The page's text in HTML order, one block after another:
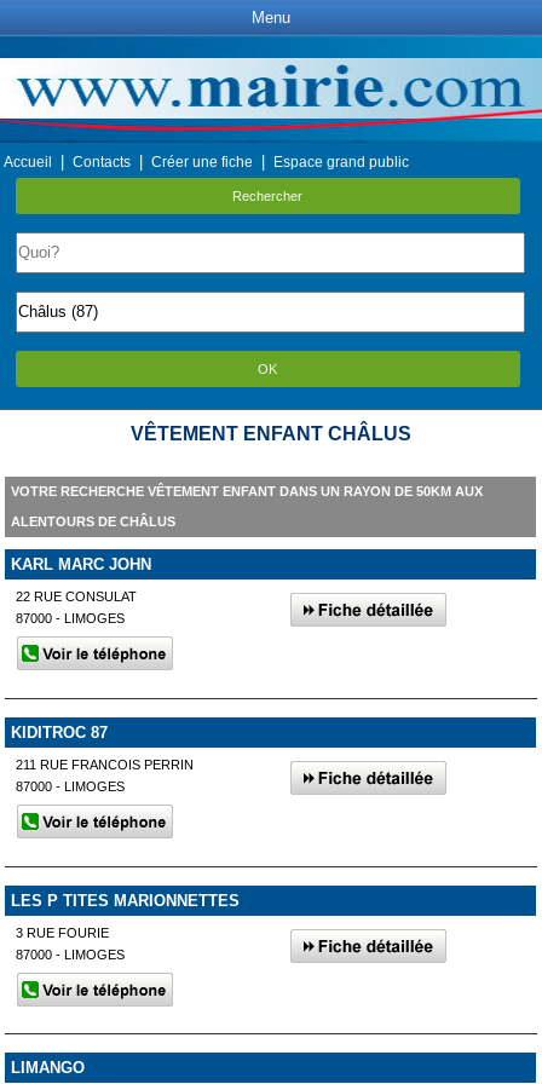
Menu
Accueil Contacts Créer une fiche Espace grand public
Rechercher
OK
VÊTEMENT ENFANT CHÂLUS
VOTRE RECHERCHE VÊTEMENT ENFANT DANS UN RAYON DE 50KM AUX
ALENTOURS DE CHÂLUS
KARL MARC JOHN
22 RUE CONSULAT
87000 - LIMOGES
KIDITROC 87
211 RUE FRANCOIS PERRIN
87000 - LIMOGES
LES P TITES MARIONNETTES
3 RUE FOURIE
87000 - LIMOGES
LIMANGO